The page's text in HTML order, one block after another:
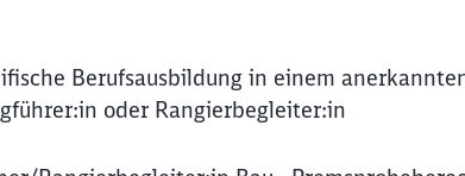
Berufsausbildung in einem
oder Rangierbegleiter:in